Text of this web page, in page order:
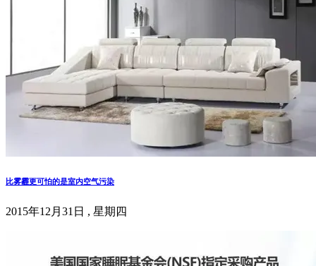
比雾霾更可怕的是室内空气污染
2015年12月31日 , 星期四